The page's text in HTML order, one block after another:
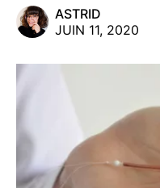
ASTRID
JUIN 11, 2020